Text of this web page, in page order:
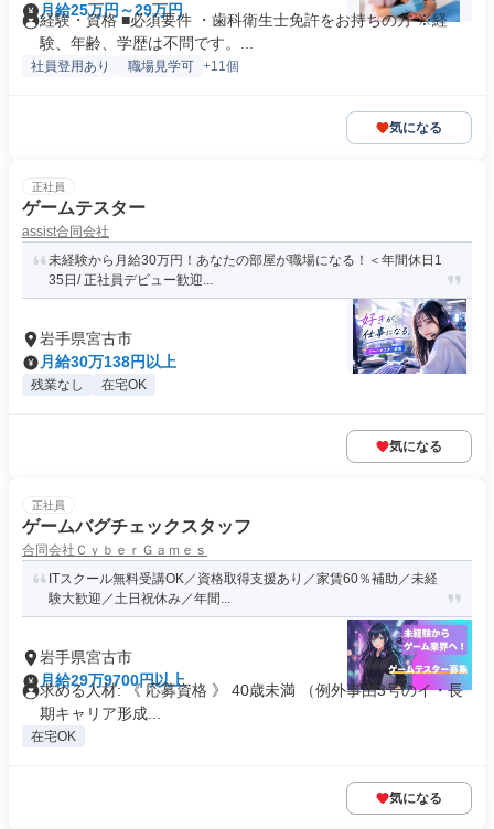
月給25万円～29万円
経験・資格 ■必須要件 ・歯科衛生士免許をお持ちの方 ※経
験、年齢、学歴は不問です。...
社員登用あり 職場見学可 +11個
気になる
正社員
ゲームテスター
assist合同会社
未経験から月給30万円！あなたの部屋が職場になる！＜年間休日1
35日/ 正社員デビュー歓迎...
岩手県宮古市
月給30万138円以上
残業なし 在宅OK
気になる
正社員
ゲームバグチェックスタッフ
合同会社ＣｙｂｅｒＧａｍｅｓ
ITスクール無料受講OK／資格取得支援あり／家賃60％補助／未経
験大歓迎／土日祝休み／年間...
岩手県宮古市
月給29万9700円以上
求める人材: 《 応募資格 》 40歳未満 （例外事由3号のイ・長
期キャリア形成...
在宅OK
気になる